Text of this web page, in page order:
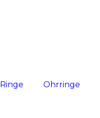
Ringe Ohrringe